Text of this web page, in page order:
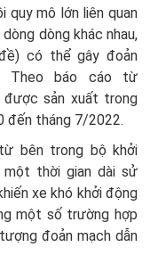
quy mô lớn liên quan
dòng khác nhau,
có thể gây đoản
Theo báo cáo từ
được sản xuất trong
đến tháng 7/2022.
bên trong bộ khởi
thời gian dài sử
xe khó khởi động
một số trường hợp
đoản mạch dẫn